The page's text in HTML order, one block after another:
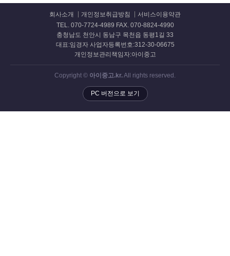
회사소개 개인정보취급방침
서비스이용약관
TEL. 070-7724-4989 FAX. 070-8824-4990
충청남도 천안시 동남구 목천읍 동평1길 33
대표:임경자 사업자등록번호:312-30-06675
개인정보관리책임자:아이중고
Copyright © 아이중고.kr.All rights reserved.
PC 버전으로 보기